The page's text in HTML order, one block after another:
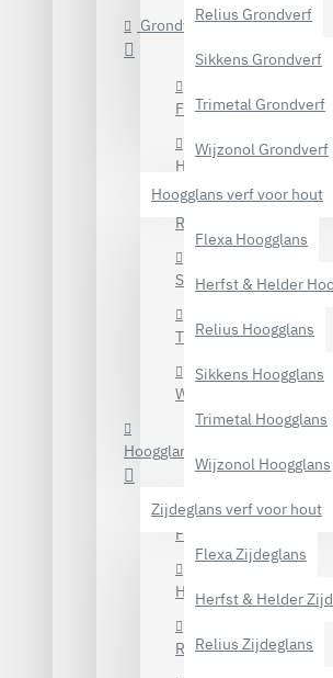
Relius Grondverf
Sikkens Grondverf
Trimetal Grondverf
Wijzonol Grondverf
Hoogglans verf voor hout
Flexa Hoogglans
Herfst & Helder
Relius Hoogglans
Sikkens Hoogglans
Trimetal Hoogglans
Wijzonol Hoogglans
Zijdeglans verf voor hout
Flexa Zijdeglans
Herfst & Helder
Relius Zijdeglans
Grondverf voor hout
Flexa Grondverf
Herfst & Helder
Relius Grondverf
Sikkens Grondverf
Trimetal Grondverf
Wijzonol Grondverf
Hoogglans verf voor hout
Flexa Hoogglans
Herfst & Helder
Relius Hoogglans